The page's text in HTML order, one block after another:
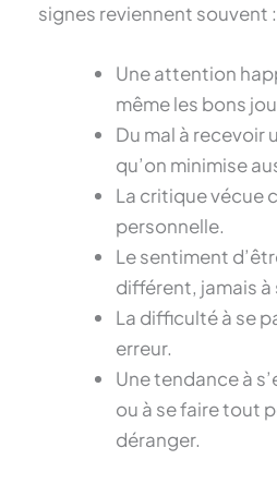
signes reviennent souvent :
Une attention
même les bons
Du mal à recevoir
qu’on minimise
La critique vécue
personnelle.
Le sentiment
différent, jamais à
La difficulté à se
erreur.
Une tendance à
ou à se faire tout
déranger.